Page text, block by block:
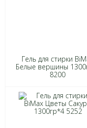
Гель для стирки
Белые вершины
8200